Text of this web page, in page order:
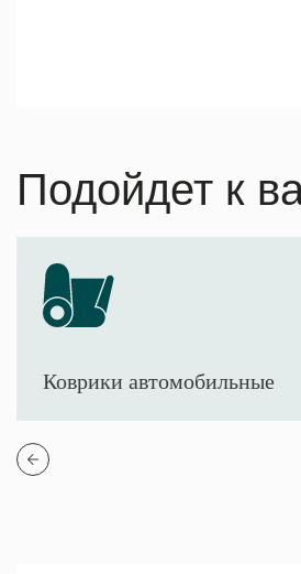
Подойдет к
Коврики автомобильные